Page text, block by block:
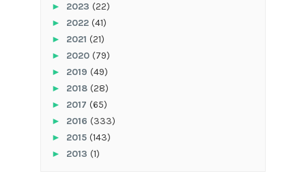
► 2023 (22)
► 2022 (41)
► 2021 (21)
► 2020 (79)
► 2019 (49)
► 2018 (28)
► 2017 (65)
► 2016 (333)
► 2015 (143)
► 2013 (1)